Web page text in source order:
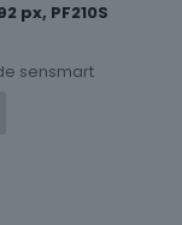
px, PF210S
sensmart